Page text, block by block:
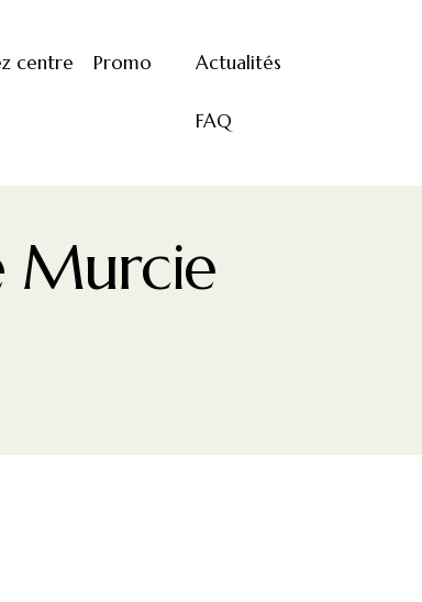
centre Promo Actualités
FAQ
Murcie